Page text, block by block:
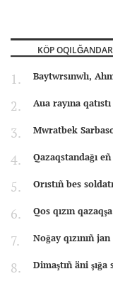
KÖP OQILĞANDAR
Baytwrsınwlı,
Aua rayına
Mwratbek
Qazaqstandağı
Orıstıñ bes
Qos qızın
Noğay qızınıñ
Dimaştıñ äni